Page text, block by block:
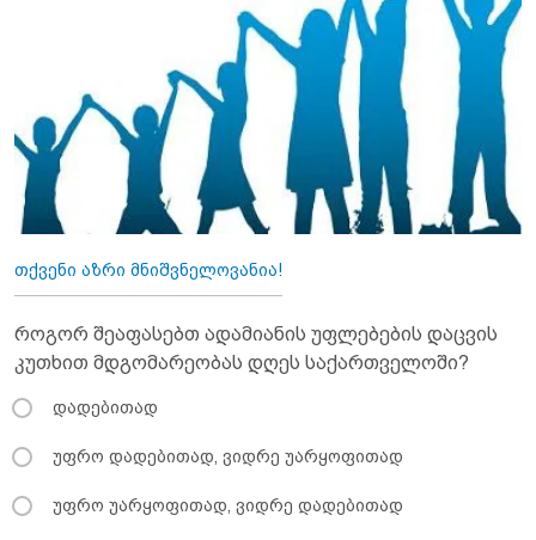
თქვენი აზრი მნიშვნელოვანია!
როგორ შეაფასებთ ადამიანის უფლებების დაცვის
კუთხით მდგომარეობას დღეს საქართველოში?
დადებითად
უფრო დადებითად, ვიდრე უარყოფითად
უფრო უარყოფითად, ვიდრე დადებითად